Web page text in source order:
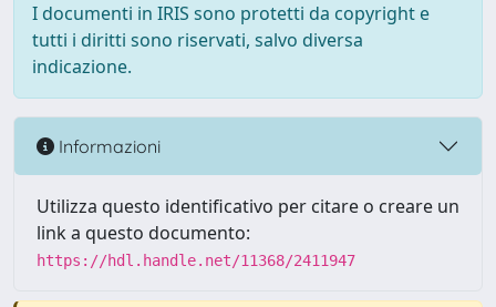
I documenti in IRIS sono protetti da copyright e
tutti i diritti sono riservati, salvo diversa
indicazione.
Informazioni
Utilizza questo identificativo per citare o creare un
link a questo documento:
https://hdl.handle.net/11368/2411947